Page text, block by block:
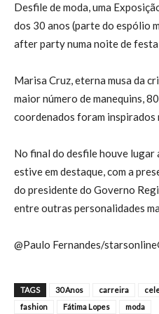
Desfile de moda, uma
dos 30 anos (parte do espólio
after party numa noite de festa
Marisa Cruz, eterna musa da
maior número de manequins,
coordenados foram inspirados
No final do desfile houve lugar
estive em destaque, com a
do presidente do Governo
entre outras personalidades
@Paulo Fernandes/
TAGS 30 Anos carreira
fashion
Fátima Lopes moda